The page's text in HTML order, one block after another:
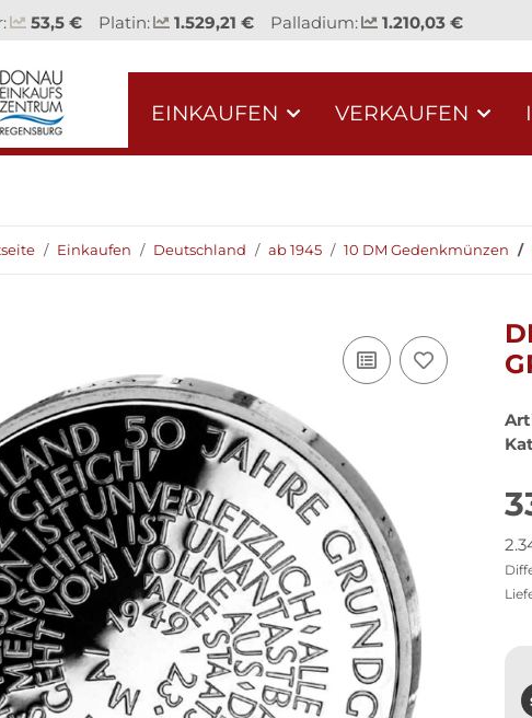
53,5 € Platin: 1.529,21 € Palladium: 1.210,03 €
EINKAUFEN VERKAUFEN
Einkaufen Deutschland ab 1945 10 DM Gedenkmünzen